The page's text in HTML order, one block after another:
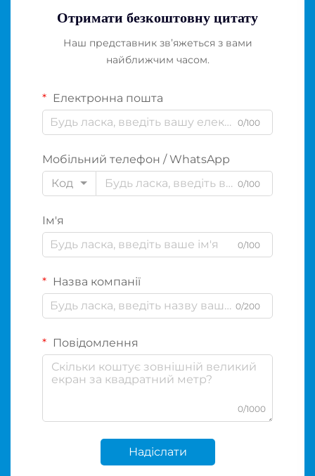
Отримати безкоштовну цитату
Наш представник зв’яжеться з вами
найближчим часом.
Електронна пошта
0/100
Мобільний телефон / WhatsApp
Код
0/100
Ім'я
0/100
Назва компанії
0/200
Повідомлення
0/1000
Надіслати